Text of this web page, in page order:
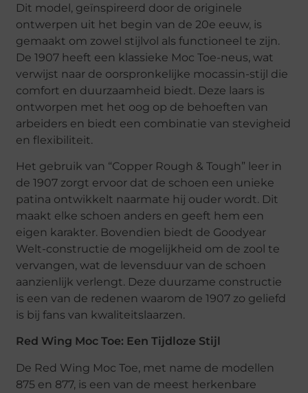
Dit model, geïnspireerd door de originele
ontwerpen uit het begin van de 20e eeuw, is
gemaakt om zowel stijlvol als functioneel te zijn.
De 1907 heeft een klassieke Moc Toe-neus, wat
verwijst naar de oorspronkelijke mocassin-stijl die
comfort en duurzaamheid biedt. Deze laars is
ontworpen met het oog op de behoeften van
arbeiders en biedt een combinatie van stevigheid
en flexibiliteit.
Het gebruik van “Copper Rough & Tough” leer in
de 1907 zorgt ervoor dat de schoen een unieke
patina ontwikkelt naarmate hij ouder wordt. Dit
maakt elke schoen anders en geeft hem een
eigen karakter. Bovendien biedt de Goodyear
Welt-constructie de mogelijkheid om de zool te
vervangen, wat de levensduur van de schoen
aanzienlijk verlengt. Deze duurzame constructie
is een van de redenen waarom de 1907 zo geliefd
is bij fans van kwaliteitslaarzen.
Red Wing Moc Toe: Een Tijdloze Stijl
De Red Wing Moc Toe, met name de modellen
875 en 877, is een van de meest herkenbare